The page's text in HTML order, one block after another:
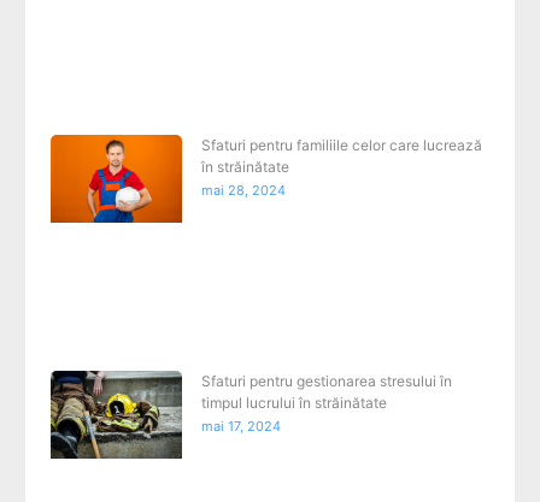
Sfaturi pentru familiile celor care lucrează
în străinătate
mai 28, 2024
Sfaturi pentru gestionarea stresului în
timpul lucrului în străinătate
mai 17, 2024